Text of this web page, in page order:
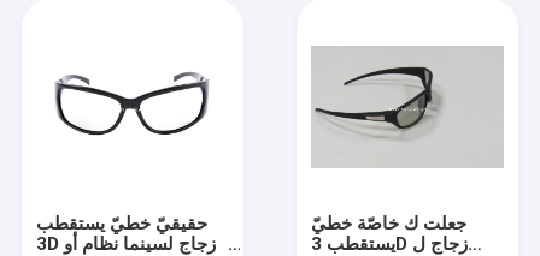
حقيقيّ خطيّ يستقطب
3D زجاج لسينما نظام أو
جعلت ك خاصّة خطيّ
يستقطب 3D زجاج ل